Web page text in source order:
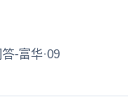
-富华·09